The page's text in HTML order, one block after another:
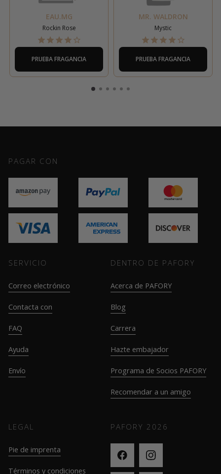
EAU.MG
Rockin Rose
PRUEBA FRAGANCIA
MR. WALDRON
Mystic
PRUEBA FRAGANCIA
PAGAR CON
SERVICIO
Correo electrónico
Contacta con
FAQ
Ayuda
Envío
DENTRO DE PAFORY
Acerca de PAFORY
Blog
Carrera
Hazte embajador
Programa de Socios PAFORY
Recomendar a un amigo
LEGAL
Pie de imprenta
Términos y condiciones
PAFORY 2026